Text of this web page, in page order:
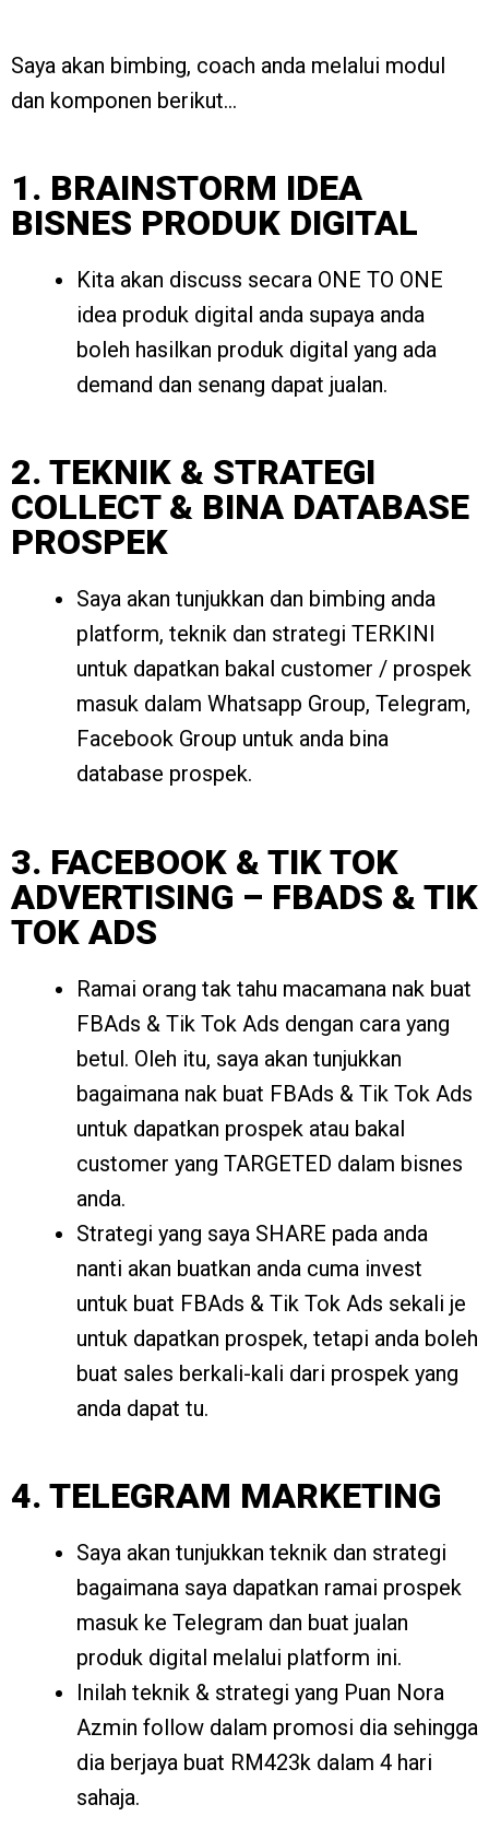
Saya akan bimbing, coach anda melalui modul
dan komponen berikut…
1. BRAINSTORM IDEA
BISNES PRODUK DIGITAL
Kita akan discuss secara ONE TO ONE
idea produk digital anda supaya anda
boleh hasilkan produk digital yang ada
demand dan senang dapat jualan.
2. TEKNIK & STRATEGI
COLLECT & BINA DATABASE
PROSPEK
Saya akan tunjukkan dan bimbing anda
platform, teknik dan strategi TERKINI
untuk dapatkan bakal customer / prospek
masuk dalam Whatsapp Group, Telegram,
Facebook Group untuk anda bina
database prospek.
3. FACEBOOK & TIK TOK
ADVERTISING – FBADS & TIK
TOK ADS
Ramai orang tak tahu macamana nak buat
FBAds & Tik Tok Ads dengan cara yang
betul. Oleh itu, saya akan tunjukkan
bagaimana nak buat FBAds & Tik Tok Ads
untuk dapatkan prospek atau bakal
customer yang TARGETED dalam bisnes
anda.
Strategi yang saya SHARE pada anda
nanti akan buatkan anda cuma invest
untuk buat FBAds & Tik Tok Ads sekali je
untuk dapatkan prospek, tetapi anda boleh
buat sales berkali-kali dari prospek yang
anda dapat tu.
4. TELEGRAM MARKETING
Saya akan tunjukkan teknik dan strategi
bagaimana saya dapatkan ramai prospek
masuk ke Telegram dan buat jualan
produk digital melalui platform ini.
Inilah teknik & strategi yang Puan Nora
Azmin follow dalam promosi dia sehingga
dia berjaya buat RM423k dalam 4 hari
sahaja.